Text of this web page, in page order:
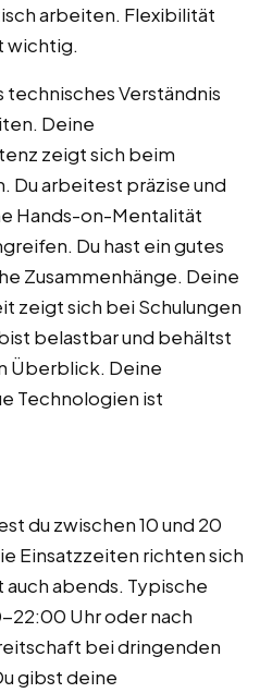
arbeiten. Flexibilität
wichtig.
Verständnis
Deine
zeigt sich beim
Du arbeitest präzise und
Hands-on-Mentalität
Du hast ein gutes
Zusammenhänge. Deine
zeigt sich bei Schulungen
belastbar und behältst
Überblick. Deine
Technologien ist
du zwischen 10 und 20
Einsatzzeiten richten sich
abends. Typische
22:00 Uhr oder nach
bei dringenden
gibst deine